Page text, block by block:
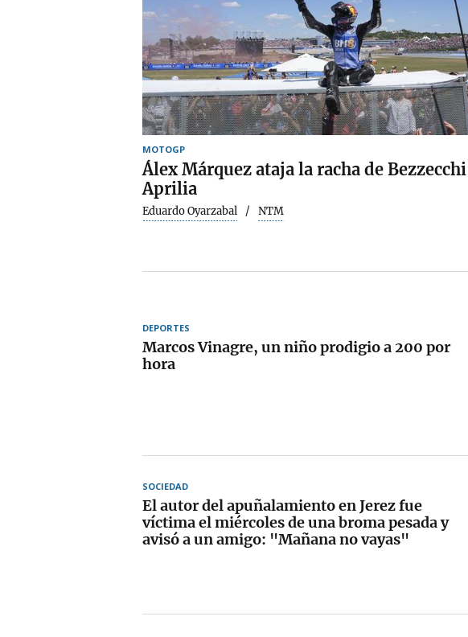
MOTOGP
Álex Márquez ataja la racha de
Aprilia
Eduardo Oyarzabal NTM
DEPORTES
Marcos Vinagre, un niño prodigio a 200 por
hora
SOCIEDAD
El autor del apuñalamiento en Jerez fue
víctima el miércoles de una broma pesada y
avisó a un amigo: "Mañana no vayas"